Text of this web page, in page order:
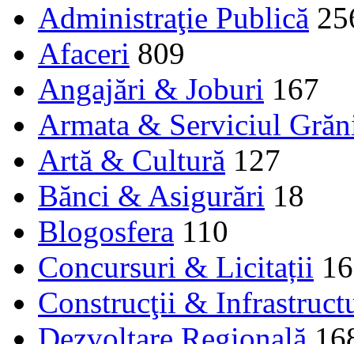
Administraţie Publică
Afaceri 809
Angajări & Joburi 167
Armata & Serviciul
Artă & Cultură 127
Bănci & Asigurări 18
Blogosfera 110
Concursuri & Licitații 16
Construcţii &